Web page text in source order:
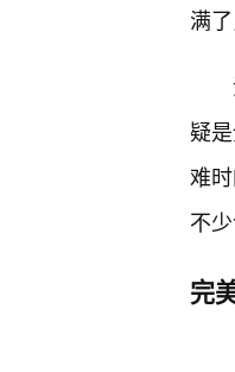
满
疑
难
不
完